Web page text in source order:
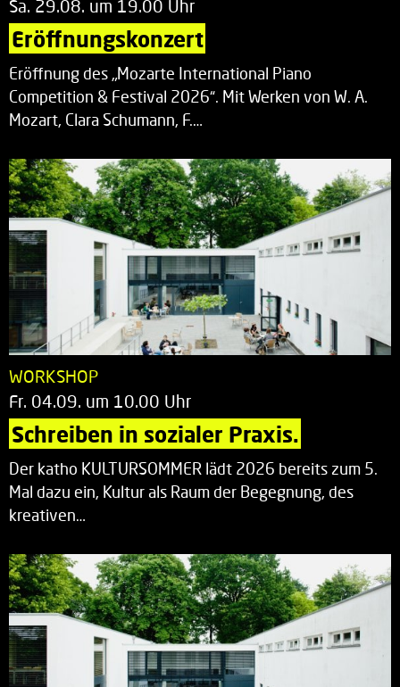
Sa. 29.08. um 19.00 Uhr
Eröffnungskonzert
Eröffnung des „Mozarte International Piano
Competition & Festival 2026“. Mit Werken von W. A.
Mozart, Clara Schumann, F.…
WORKSHOP
Fr. 04.09. um 10.00 Uhr
Schreiben in sozialer Praxis.
Der katho KULTURSOMMER lädt 2026 bereits zum 5.
Mal dazu ein, Kultur als Raum der Begegnung, des
kreativen…